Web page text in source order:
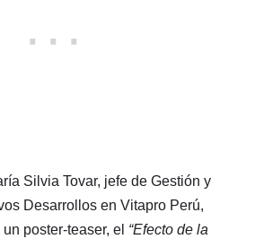
Silvia Tovar, jefe de Gestión y
Desarrollos en Vitapro Perú,
poster-teaser, el “Efecto de la